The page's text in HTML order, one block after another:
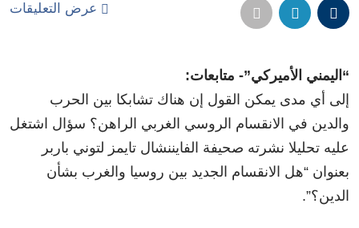
عرض التعليقات
“اليمني الأميركي”- متابعات:
إلى أي مدى يمكن القول إن هناك تشابكا بين الحرب
والدين في الانقسام الروسي الغربي الراهن؟ سؤال اشتغل
عليه تحليلا نشرته صحيفة الفايننشال تايمز لتوني باربر
بعنوان “هل الانقسام الجديد بين روسيا والغرب بشأن
الدين؟”.